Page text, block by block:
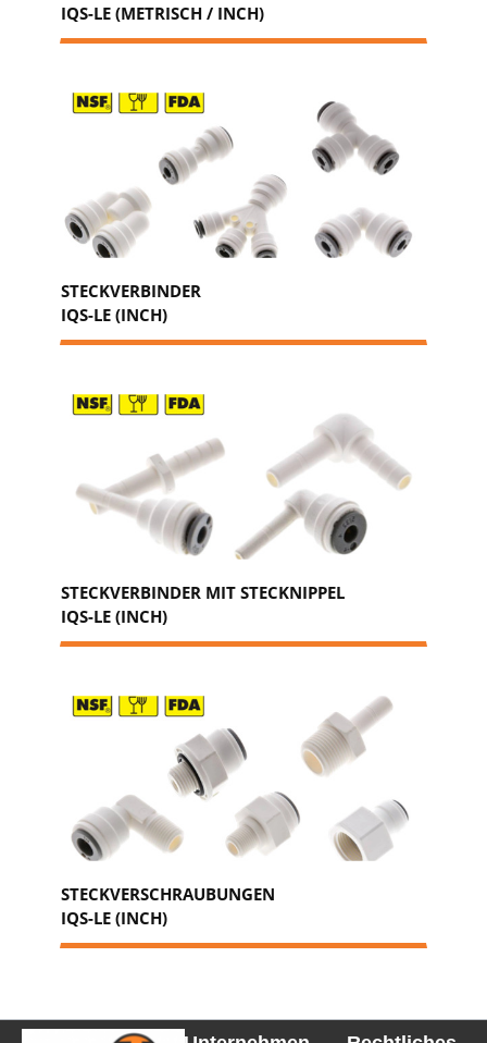
IQS-LE (METRISCH / INCH)
STECKVERBINDER
IQS-LE (INCH)
STECKVERBINDER MIT STECKNIPPEL
IQS-LE (INCH)
STECKVERSCHRAUBUNGEN
IQS-LE (INCH)